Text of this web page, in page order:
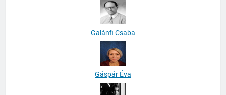
Galánfi Csaba
Gáspár Éva